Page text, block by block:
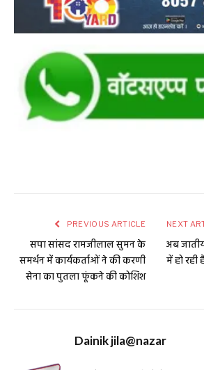
PREVIOUS ARTICLE
सपा सांसद रामजीलाल सुमन के
समर्थन में कार्यकर्ताओं ने की करणी
सेना का पुतला फूंकने की कोशिश
NEXT
अब
में हो रही
Dainik jila@nazar